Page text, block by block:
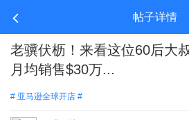
帖子详情
老骥伏枥！来看这位60后大
月均销售$30万...
# 亚马逊全球开店 #